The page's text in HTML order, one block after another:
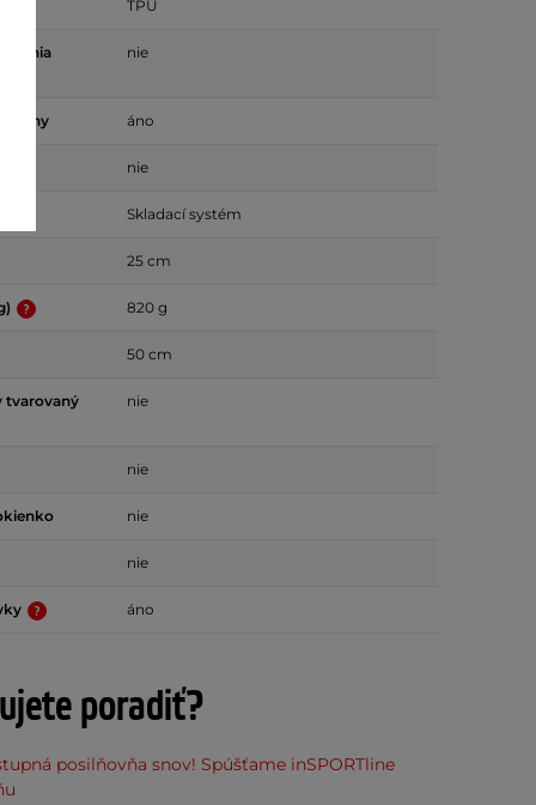
TPU
nie
áno
nie
Skladací systém
25 cm
820 g
50 cm
tvarovaný
nie
nie
nie
nie
áno
poradiť?
posilňovňa snov! Spúšťame inSPORTline